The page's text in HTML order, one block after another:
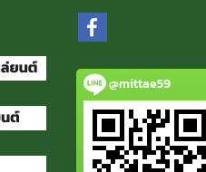
@mittae59